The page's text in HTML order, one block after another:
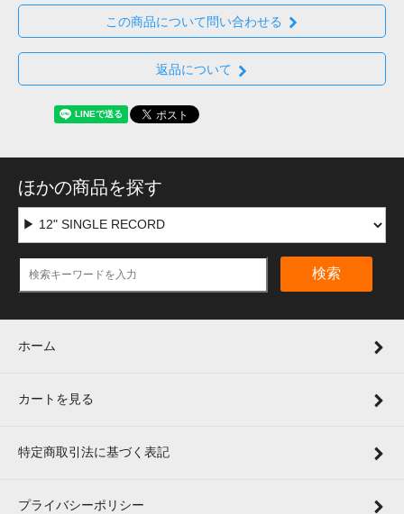
この商品について問い合わせる
返品について
ほかの商品を探す
検索
ホーム
カートを見る
特定商取引法に基づく表記
プライバシーポリシー